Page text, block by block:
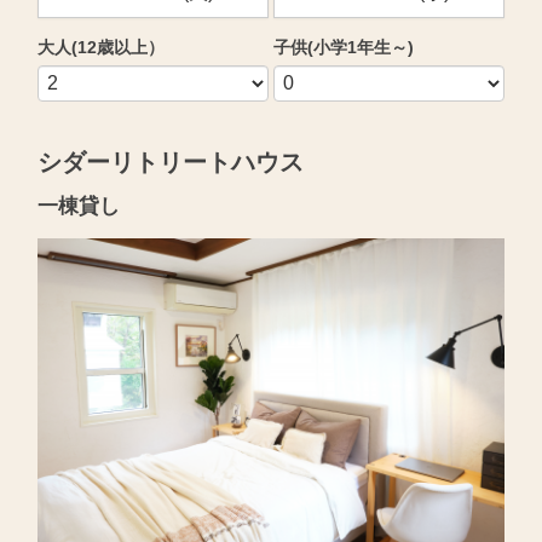
大人(12歳以上） 子供(小学1年生～)
シダーリトリートハウス
一棟貸し